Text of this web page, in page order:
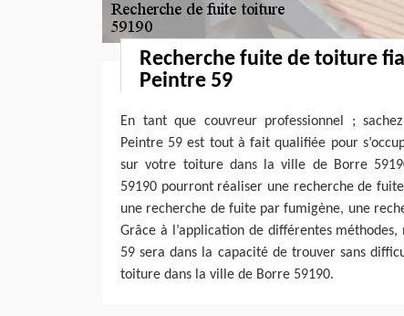
Recherche fuite de toiture
Peintre 59
En tant que couvreur professionnel ;
Peintre 59 est tout à fait qualifiée pour
sur votre toiture dans la ville de Borre
59190 pourront réaliser une recherche de
une recherche de fuite par fumigène, une
Grâce à l’application de différentes
59 sera dans la capacité de trouver sans
toiture dans la ville de Borre 59190.